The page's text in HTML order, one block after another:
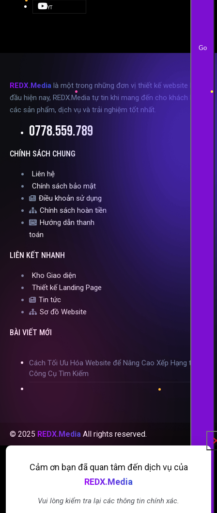
Go
YT
REDX.Media là một trong những đơn vị thiết kế website hàng
đầu hiện nay, REDX.Media tự tin khi mang đến cho khách hàng
các sản phẩm, dịch vụ và trải nghiệm tốt nhất.
0778.559.789
CHÍNH SÁCH CHUNG
Liên hệ
Chính sách bảo mật
Điều khoản sử dụng
Chính sách hoàn tiền
Hướng dẫn thanh
toán
LIÊN KẾT NHANH
Kho Giao diện
Thiết kế Landing Page
Tin tức
Sơ đồ Website
BÀI VIẾT MỚI
Cách Tối Ưu Hóa Website để Nâng Cao Xếp Hạng trên
Công Cụ Tìm Kiếm
© 2025 REDX.Media All rights reserved.
Cảm ơn bạn đã quan tâm đến dịch vụ của
REDX.Media
Vui lòng kiểm tra lại các thông tin chính xác.